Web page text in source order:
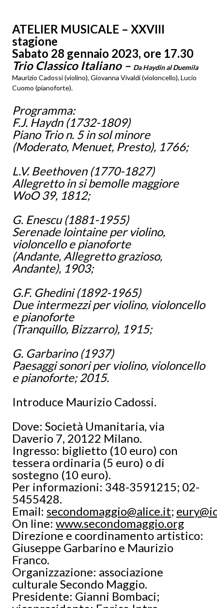
ATELIER MUSICALE – XXVIII
stagione
Sabato 28 gennaio 2023, ore 17.30
Trio Classico Italiano – Da Haydin al Duemila
Maurizio Cadossi (violino), Giovanna Vivaldi (violoncello), Lucio
Cuomo (pianoforte).
Programma:
F.J. Haydn (1732-1809)
Piano Trio n. 5 in sol minore
(Moderato, Menuet, Presto), 1766;
L.V. Beethoven (1770-1827)
Allegretto in si bemolle maggiore
WoO 39, 1812;
G. Enescu (1881-1955)
Serenade lointaine per violino,
violoncello e pianoforte
(Andante, Allegretto grazioso,
Andante), 1903;
G.F. Ghedini (1892-1965)
Due intermezzi per violino, violoncello
e pianoforte
(Tranquillo, Bizzarro), 1915;
G. Garbarino (1937)
Paesaggi sonori per violino, violoncello
e pianoforte; 2015.
Introduce Maurizio Cadossi.
Dove: Società Umanitaria, via
Daverio 7, 20122 Milano.
Ingresso: biglietto (10 euro) con
tessera ordinaria (5 euro) o di
sostegno (10 euro).
Per informazioni: 348-3591215; 02-
5455428.
Email: secondomaggio@alice.it;
On line: www.secondomaggio.org
Direzione e coordinamento artistico:
Giuseppe Garbarino e Maurizio
Franco.
Organizzazione: associazione
culturale Secondo Maggio.
Presidente: Gianni Bombaci;